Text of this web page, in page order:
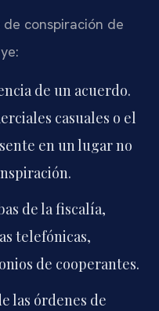
conspiración de
de un acuerdo.
casuales o el
en un lugar no
de la fiscalía,
telefónicas,
de cooperantes.
las órdenes de